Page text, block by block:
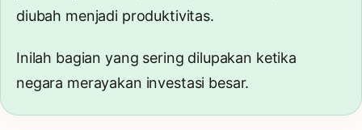
diubah menjadi produktivitas.
Inilah bagian yang sering dilupakan ketika
negara merayakan investasi besar.